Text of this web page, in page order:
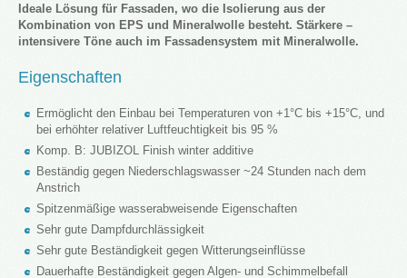
Ideale Lösung für Fassaden, wo die Isolierung aus der
Kombination von EPS und Mineralwolle besteht. Stärkere –
intensivere Töne auch im Fassadensystem mit Mineralwolle.
Eigenschaften
Ermöglicht den Einbau bei Temperaturen von +1°C bis +15°C, und
bei erhöhter relativer Luftfeuchtigkeit bis 95 %
Komp. B: JUBIZOL Finish winter additive
Beständig gegen Niederschlagswasser ~24 Stunden nach dem
Anstrich
Spitzenmäßige wasserabweisende Eigenschaften
Sehr gute Dampfdurchlässigkeit
Sehr gute Beständigkeit gegen Witterungseinflüsse
Dauerhafte Beständigkeit gegen Algen- und Schimmelbefall